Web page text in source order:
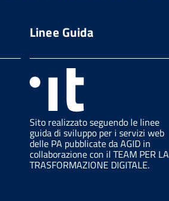
Linee Guida
Sito realizzato seguendo le linee
guida di sviluppo per i servizi web
delle PA pubblicate da AGID in
collaborazione con il TEAM PER LA
TRASFORMAZIONE DIGITALE.